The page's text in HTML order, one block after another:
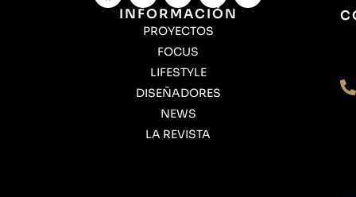
INFORMACIÓN
PROYECTOS
FOCUS
LIFESTYLE
DISEÑADORES
NEWS
LA REVISTA